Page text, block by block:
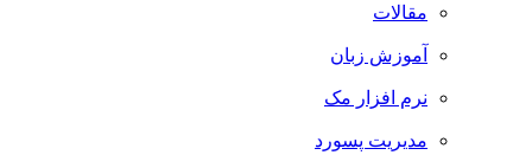
مقالات
آموزش زبان
نرم افزار مک
مدیریت پسورد